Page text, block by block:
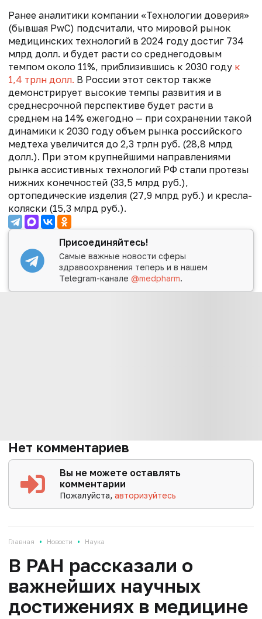
Ранее аналитики компании «Технологии доверия»
(бывшая PwC) подсчитали, что мировой рынок
медицинских технологий в 2024 году достиг 734
млрд долл. и будет расти со среднегодовым
темпом около 11%, приблизившись к 2030 году к
1,4 трлн долл. В России этот сектор также
демонстрирует высокие темпы развития и в
среднесрочной перспективе будет расти в
среднем на 14% ежегодно — при сохранении такой
динамики к 2030 году объем рынка российского
медтеха увеличится до 2,3 трлн руб. (28,8 млрд
долл.). При этом крупнейшими направлениями
рынка ассистивных технологий РФ стали протезы
нижних конечностей (33,5 млрд руб.),
ортопедические изделия (27,9 млрд руб.) и кресла-
коляски (15,3 млрд руб.).
Присоединяйтесь!
Самые важные новости сферы
здравоохранения теперь и в нашем
Telegram-канале@medpharm.
Нет комментариев
Вы не можете оставлять
комментарии
Пожалуйста,авторизуйтесь
Главная • Новости • Наука
В РАН рассказали о
важнейших научных
достижениях в медицине